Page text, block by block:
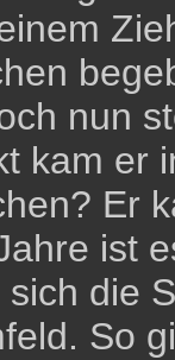
nun
kam er
Er
ist
die
So